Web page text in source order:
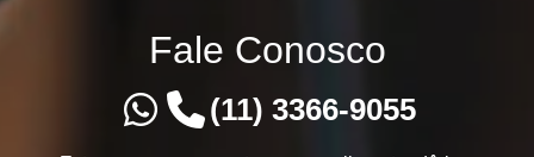
Fale Conosco
(11) 3366-9055